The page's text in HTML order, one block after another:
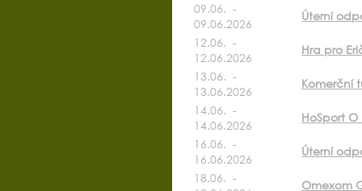
09.06. -
09.06.2026
Úterní
12.06. -
12.06.2026
Hra pro
13.06. -
13.06.2026
Komerční
14.06. -
14.06.2026
HoSport
16.06. -
16.06.2026
Úterní
18.06. -
Omexom